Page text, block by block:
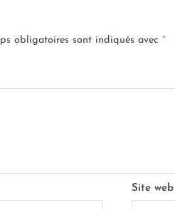
obligatoires sont indiqués avec *
Site web